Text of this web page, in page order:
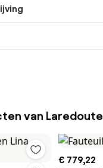
van Laredoute
€ 779,22